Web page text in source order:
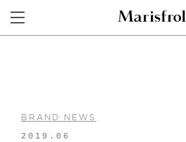
BRAND NEWS
2019.06